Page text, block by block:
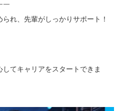
￣
れ、先輩がしっかりサポート！
てキャリアをスタートできま